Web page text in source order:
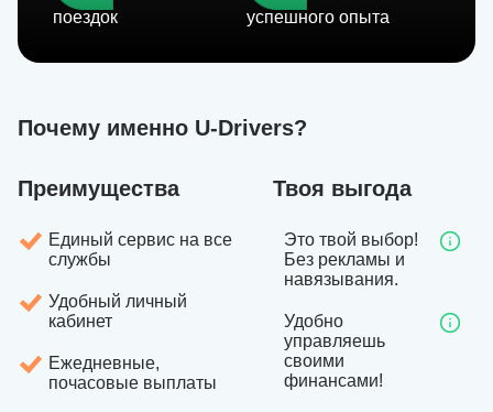
поездок успешного опыта
Почему именно U-Drivers?
Преимущества
Единый сервис на все
службы
Удобный личный
кабинет
Ежедневные,
почасовые выплаты
Твоя выгода
Это твой выбор!
Без рекламы и
навязывания.
Удобно
управляешь
своими
финансами!